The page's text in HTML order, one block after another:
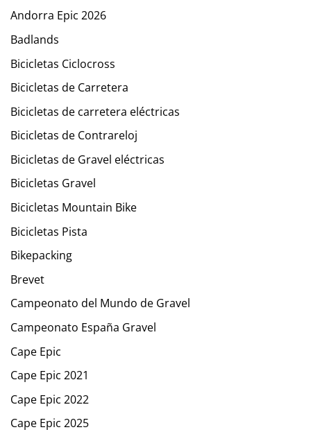
Andorra Epic 2026
Badlands
Bicicletas Ciclocross
Bicicletas de Carretera
Bicicletas de carretera eléctricas
Bicicletas de Contrareloj
Bicicletas de Gravel eléctricas
Bicicletas Gravel
Bicicletas Mountain Bike
Bicicletas Pista
Bikepacking
Brevet
Campeonato del Mundo de Gravel
Campeonato España Gravel
Cape Epic
Cape Epic 2021
Cape Epic 2022
Cape Epic 2025